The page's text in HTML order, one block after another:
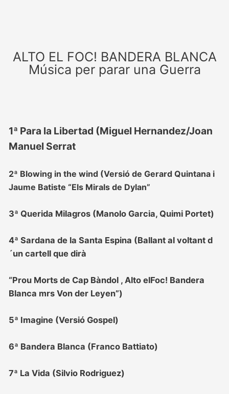
ALTO EL FOC! BANDERA BLANCA
Música per parar una Guerra
1ª Para la Libertad (Miguel Hernandez/Joan
Manuel Serrat
2ª Blowing in the wind (Versió de Gerard Quintana i
Jaume Batiste “Els Mirals de Dylan”
3ª Querida Milagros (Manolo Garcia, Quimi Portet)
4ª Sardana de la Santa Espina (Ballant al voltant d
´un cartell que dirà
“Prou Morts de Cap Bàndol , Alto elFoc! Bandera
Blanca mrs Von der Leyen”)
5ª Imagine (Versió Gospel)
6ª Bandera Blanca (Franco Battiato)
7ª La Vida (Silvio Rodriguez)